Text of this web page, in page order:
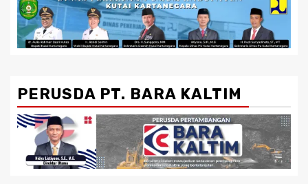
PERUSDA PT. BARA KALTIM